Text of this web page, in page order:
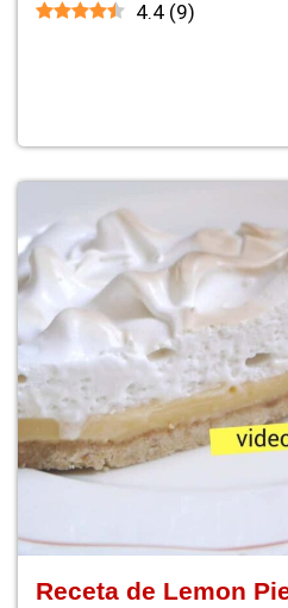
4.4 (9)
Receta de Lemon